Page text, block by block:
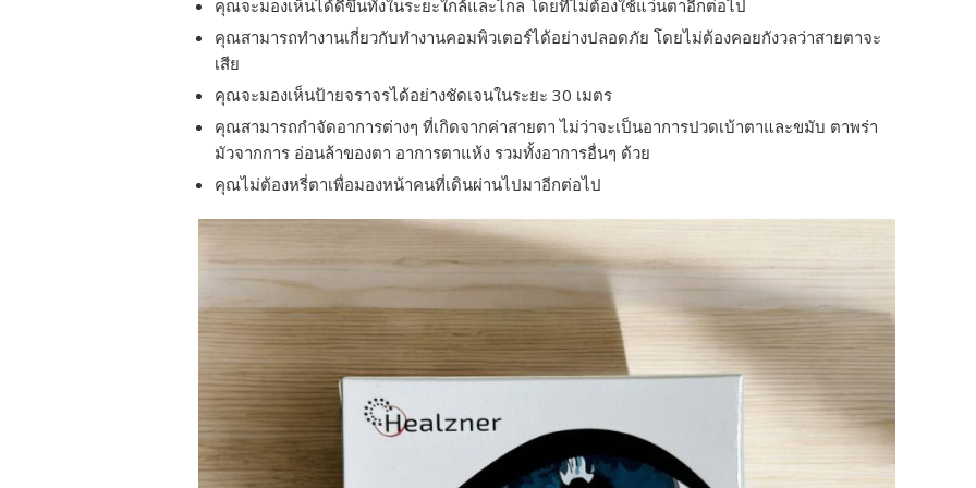
คุณจะมองเห็นได้ดีขึ้นทั้งในระยะใกล้และไกล โดยที่ไม่ต้องใช้แว่นตาอีกต่อไป
คุณสามารถทำงานเกี่ยวกับทำงานคอมพิวเตอร์ได้อย่างปลอดภัย โดยไม่ต้องคอยกังวลว่าสายตาจะ
เสีย
คุณจะมองเห็นป้ายจราจรได้อย่างชัดเจนในระยะ 30 เมตร
คุณสามารถกำจัดอาการต่างๆ ที่เกิดจากค่าสายตา ไม่ว่าจะเป็นอาการปวดเบ้าตาและขมับ ตาพร่า
มัวจากการ อ่อนล้าของตา อาการตาแห้ง รวมทั้งอาการอื่นๆ ด้วย
คุณไม่ต้องหรี่ตาเพื่อมองหน้าคนที่เดินผ่านไปมาอีกต่อไป